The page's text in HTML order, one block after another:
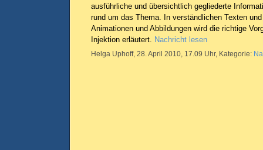
ausführliche und übersichtlich gegliederte
rund um das Thema. In verständlichen Texten
Animationen und Abbildungen wird die richtige
Injektion erläutert. Nachricht lesen
Helga Uphoff, 28. April 2010, 17.09 Uhr, Kategorie: